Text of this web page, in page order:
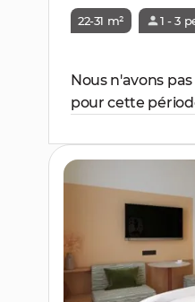
22-31 m² 1 - 3
Nous n'avons
pour cette